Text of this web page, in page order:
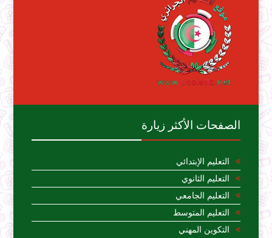
الصفحات الأكثر زيارة
التعليم الإبتدائي
التعليم الثانوي
التعليم الجامعي
التعليم المتوسط
التكوين المهني